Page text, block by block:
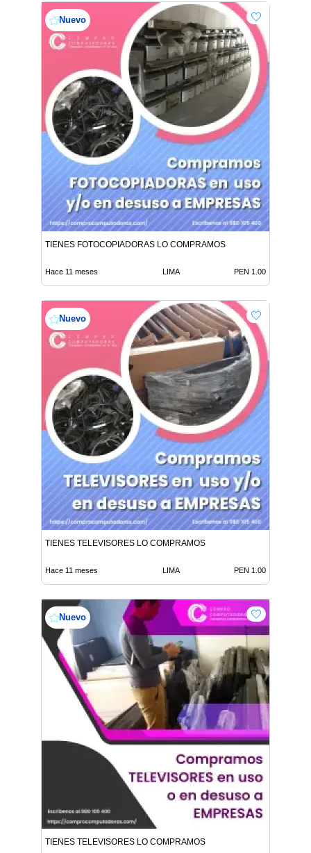
Nuevo
TIENES FOTOCOPIADORAS LO COMPRAMOS
Hace 11 meses LIMA PEN 1.00
Nuevo
TIENES TELEVISORES LO COMPRAMOS
Hace 11 meses LIMA PEN 1.00
Nuevo
TIENES TELEVISORES LO COMPRAMOS